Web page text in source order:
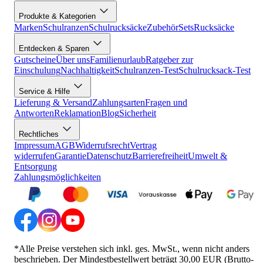
Produkte & Kategorien
MarkenSchulranzenSchulrucksäckeZubehörSetsRucksäcke
Entdecken & Sparen
GutscheineÜber unsFamilienurlaubRatgeber zur
EinschulungNachhaltigkeitSchulranzen-TestSchulrucksack-Test
Service & Hilfe
Lieferung & VersandZahlungsartenFragen und
AntwortenReklamationBlogSicherheit
Rechtliches
ImpressumAGBWiderrufsrechtVertrag
widerrufenGarantieDatenschutzBarrierefreiheitUmwelt &
Entsorgung
Zahlungsmöglichkeiten
*Alle Preise verstehen sich inkl. ges. MwSt., wenn nicht anders
beschrieben. Der Mindestbestellwert beträgt 30,00 EUR (Brutto-